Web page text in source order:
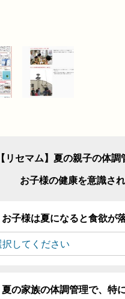
【リセマム】夏の親子の体
お子様の健康を意識さ
お子様は夏になると食欲が
夏の家族の体調管理で、特